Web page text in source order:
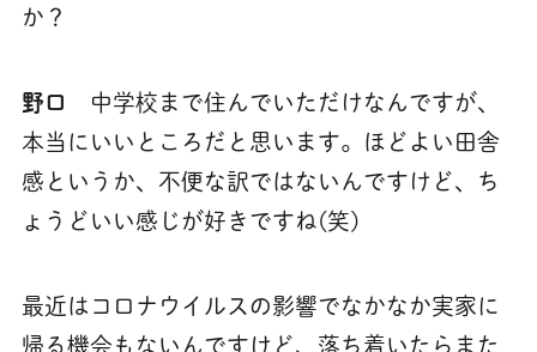
か？
野口
中学校まで住んでいただけなんですが、
本当にいいところだと思います。ほどよい田舎
感というか、不便な訳ではないんですけど、ち
ょうどいい感じが好きですね(笑)
最近はコロナウイルスの影響でなかなか実家に
帰る機会もないんですけど、落ち着いたらまた